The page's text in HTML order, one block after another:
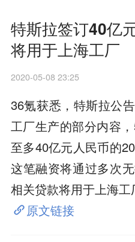
特斯拉签订40亿
将用于上海工厂
2020-05-08 23:25
36氪获悉，特斯拉公
工厂生产的部分内容
至多40亿元人民币的
这笔融资将通过多次
相关贷款将用于上海工
原文链接